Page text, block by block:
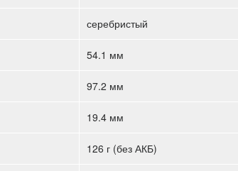
серебристый
54.1 мм
97.2 мм
19.4 мм
126 г (без АКБ)